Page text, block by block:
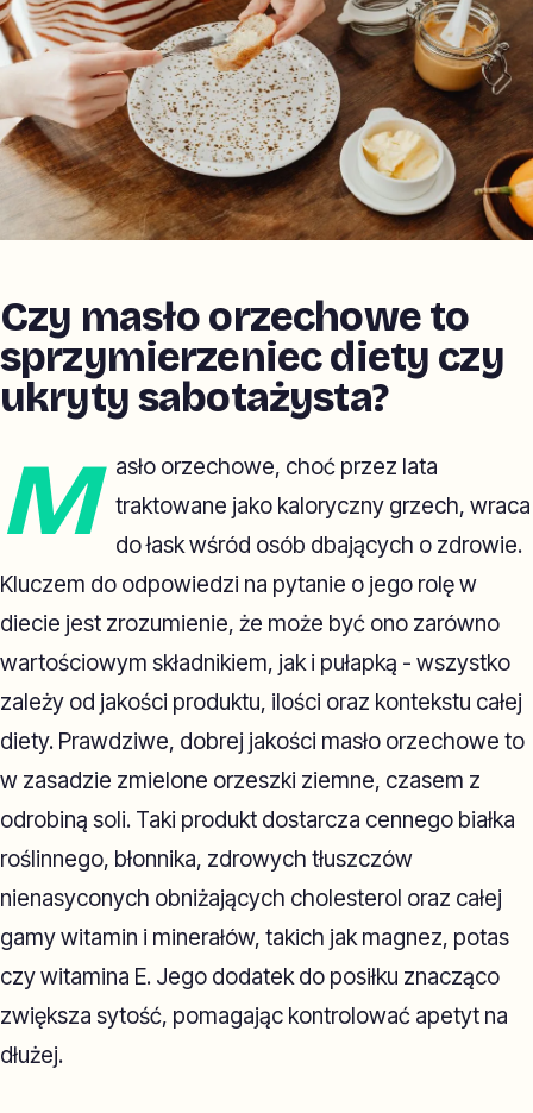
Czy masło orzechowe to
sprzymierzeniec diety czy
ukryty sabotażysta?
M
asło orzechowe, choć przez lata
traktowane jako kaloryczny grzech, wraca
do łask wśród osób dbających o zdrowie.
Kluczem do odpowiedzi na pytanie o jego rolę w
diecie jest zrozumienie, że może być ono zarówno
wartościowym składnikiem, jak i pułapką - wszystko
zależy od jakości produktu, ilości oraz kontekstu całej
diety. Prawdziwe, dobrej jakości masło orzechowe to
w zasadzie zmielone orzeszki ziemne, czasem z
odrobiną soli. Taki produkt dostarcza cennego białka
roślinnego, błonnika, zdrowych tłuszczów
nienasyconych obniżających cholesterol oraz całej
gamy witamin i minerałów, takich jak magnez, potas
czy witamina E. Jego dodatek do posiłku znacząco
zwiększa sytość, pomagając kontrolować apetyt na
dłużej.